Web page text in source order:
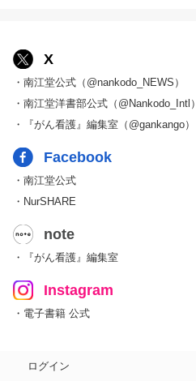
X
・南江堂公式（@nankodo_NEWS）
・南江堂洋書部公式（@Nankodo_Intl）
・『がん看護』編集室（@gankango）
Facebook
・南江堂公式
・NurSHARE
note
・『がん看護』編集室
Instagram
・電子書籍 公式
ログイン